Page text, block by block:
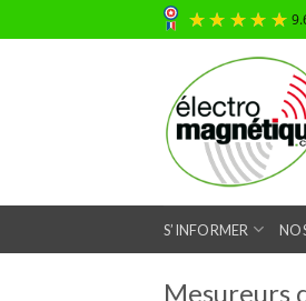
to
S’INFORMER
Mesureurs